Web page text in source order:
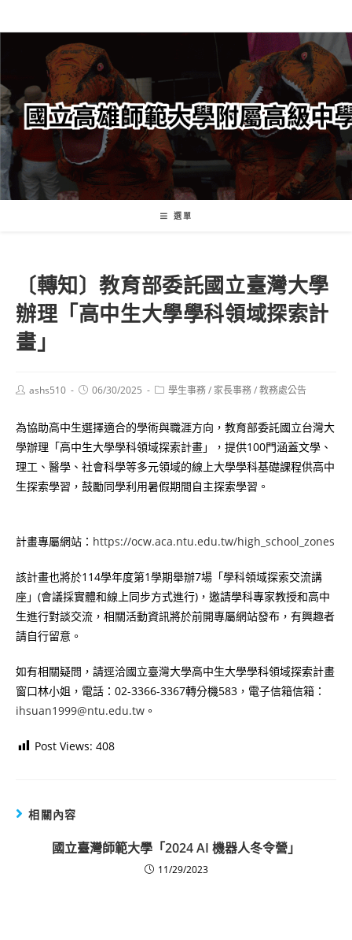
轉
要
內
容
選單
〔轉知〕教育部委託國立臺灣大學
辦理「高中生大學學科領域探索計
畫」
Postashs510
Post06/30/2025
Post學生事務/ 家長事務/教務處公告
為協助高中生選擇適合的學術與職涯方向，教育部委託國立台灣大
學辦理「高中生大學學科領域探索計畫」，提供100門涵蓋文學、
理工、醫學、社會科學等多元領域的線上大學學科基礎課程供高中
生探索學習，鼓勵同學利用暑假期間自主探索學習。
計畫專屬網站： https://ocw.aca.ntu.edu.tw/high_school_zones
該計畫也將於114學年度第1學期舉辦7場「學科領域探索交流講
座」(會議採實體和線上同步方式進行)，邀請學科專家教授和高中
生進行對談交流，相關活動資訊將於前開專屬網站發布，有興趣者
請自行留意。
如有相關疑問，請逕洽國立臺灣大學高中生大學學科領域探索計畫
窗口林小姐，電話：02-3366-3367轉分機583，電子信箱信箱：
ihsuan1999@ntu.edu.tw 。
Post Views: 408
相關內容
國立臺灣師範大學「2024 AI 機器人冬令營」
11/29/2023